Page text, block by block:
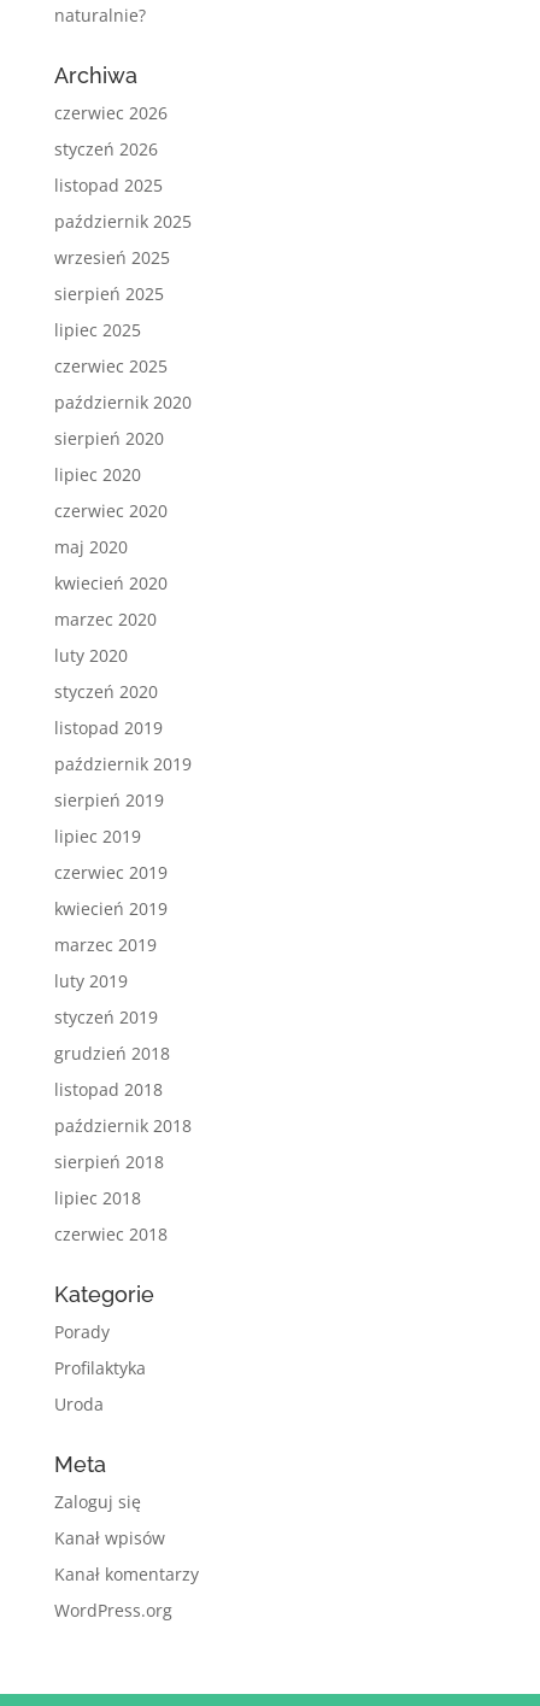
naturalnie?
Archiwa
czerwiec 2026
styczeń 2026
listopad 2025
październik 2025
wrzesień 2025
sierpień 2025
lipiec 2025
czerwiec 2025
październik 2020
sierpień 2020
lipiec 2020
czerwiec 2020
maj 2020
kwiecień 2020
marzec 2020
luty 2020
styczeń 2020
listopad 2019
październik 2019
sierpień 2019
lipiec 2019
czerwiec 2019
kwiecień 2019
marzec 2019
luty 2019
styczeń 2019
grudzień 2018
listopad 2018
październik 2018
sierpień 2018
lipiec 2018
czerwiec 2018
Kategorie
Porady
Profilaktyka
Uroda
Meta
Zaloguj się
Kanał wpisów
Kanał komentarzy
WordPress.org